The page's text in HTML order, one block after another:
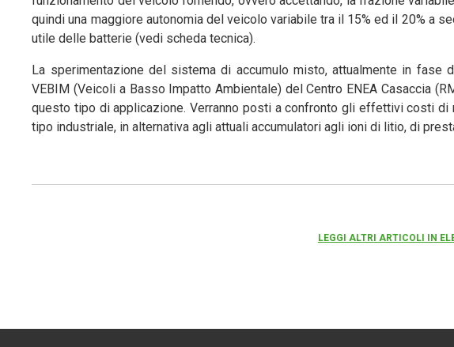
quindi una maggiore autonomia del veicolo variabile tra il 15% ed il 20% a
utile delle batterie (vedi scheda tecnica).
La sperimentazione del sistema di accumulo misto, attualmente in fase
VEBIM (Veicoli a Basso Impatto Ambientale) del Centro ENEA Casaccia
questo tipo di applicazione. Verranno posti a confronto gli effettivi costi
tipo industriale, in alternativa agli attuali accumulatori agli ioni di litio, di
LEGGI ALTRI ARTICOLI IN